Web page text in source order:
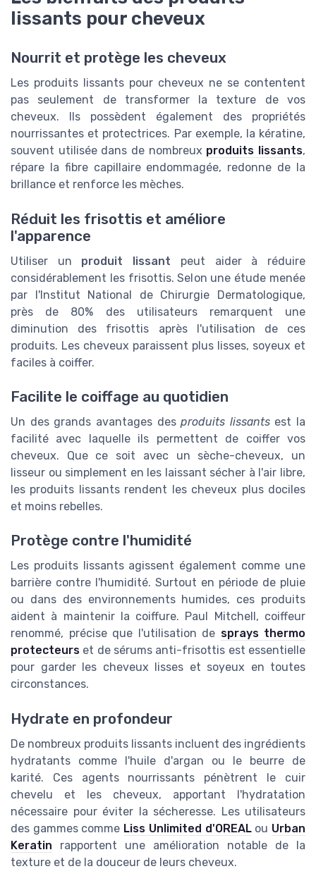
lissants pour cheveux
Nourrit et protège les cheveux
Les produits lissants pour cheveux ne se contentent
pas seulement de transformer la texture de vos
cheveux. Ils possèdent également des propriétés
nourrissantes et protectrices. Par exemple, la kératine,
souvent utilisée dans de nombreux produits lissants,
répare la fibre capillaire endommagée, redonne de la
brillance et renforce les mèches.
Réduit les frisottis et améliore
l'apparence
Utiliser un produit lissant peut aider à réduire
considérablement les frisottis. Selon une étude menée
par l'Institut National de Chirurgie Dermatologique,
près de 80% des utilisateurs remarquent une
diminution des frisottis après l'utilisation de ces
produits. Les cheveux paraissent plus lisses, soyeux et
faciles à coiffer.
Facilite le coiffage au quotidien
Un des grands avantages desproduits lissantsest la
facilité avec laquelle ils permettent de coiffer vos
cheveux. Que ce soit avec un sèche-cheveux, un
lisseur ou simplement en les laissant sécher à l'air libre,
les produits lissants rendent les cheveux plus dociles
et moins rebelles.
Protège contre l'humidité
Les produits lissants agissent également comme une
barrière contre l'humidité. Surtout en période de pluie
ou dans des environnements humides, ces produits
aident à maintenir la coiffure. Paul Mitchell, coiffeur
renommé, précise que l'utilisation de sprays thermo
protecteurs et de sérums anti-frisottis est essentielle
pour garder les cheveux lisses et soyeux en toutes
circonstances.
Hydrate en profondeur
De nombreux produits lissants incluent des ingrédients
hydratants comme l'huile d'argan ou le beurre de
karité. Ces agents nourrissants pénètrent le cuir
chevelu et les cheveux, apportant l'hydratation
nécessaire pour éviter la sécheresse. Les utilisateurs
des gammes comme Liss Unlimited d'OREALou Urban
Keratin rapportent une amélioration notable de la
texture et de la douceur de leurs cheveux.